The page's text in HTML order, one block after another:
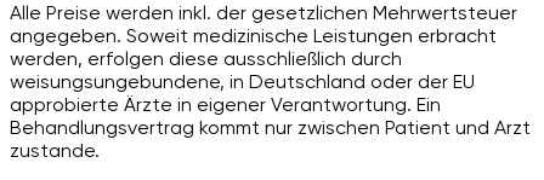
Alle Preise werden inkl. der gesetzlichen Mehrwertsteuer
angegeben. Soweit medizinische Leistungen erbracht
werden, erfolgen diese ausschließlich durch
weisungsungebundene, in Deutschland oder der EU
approbierte Ärzte in eigener Verantwortung. Ein
Behandlungsvertrag kommt nur zwischen Patient und Arzt
zustande.